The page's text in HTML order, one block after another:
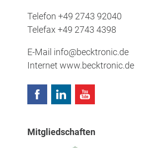
Telefon +49 2743 92040
Telefax +49 2743 4398
E-Mail info@becktronic.de
Internet www.becktronic.de
Mitgliedschaften